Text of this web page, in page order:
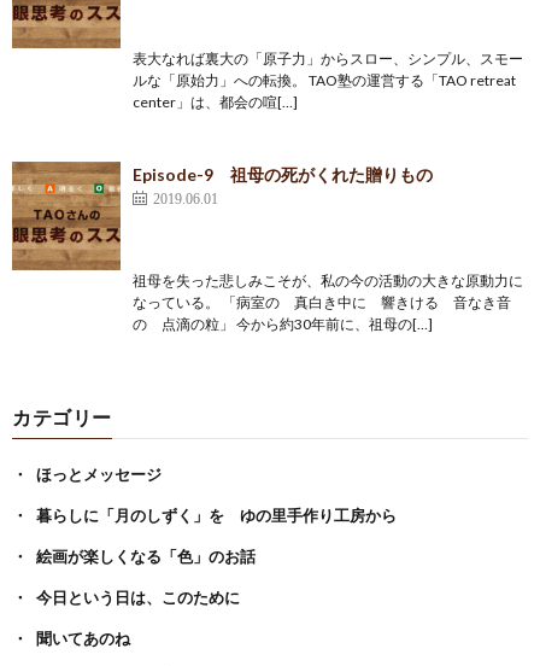
表大なれば裏大の「原子力」からスロー、シンプル、スモー
ルな「原始力」への転換。 TAO塾の運営する「TAO retreat
center」は、都会の喧[…]
Episode-9 祖母の死がくれた贈りもの
2019.06.01
祖母を失った悲しみこそが、私の今の活動の大きな原動力に
なっている。 「病室の 真白き中に 響きける 音なき音
の 点滴の粒」 今から約30年前に、祖母の[…]
カテゴリー
ほっとメッセージ
暮らしに「月のしずく」を ゆの里手作り工房から
絵画が楽しくなる「色」のお話
今日という日は、このために
聞いてあのね